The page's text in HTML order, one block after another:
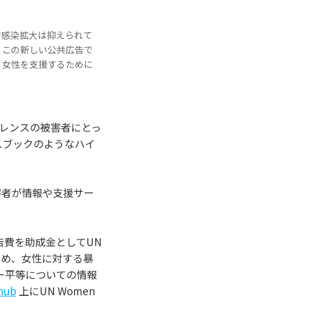
染拡大は抑えられて
の新しい公共広告で
性を支援するために
ンスの被害者にとっ
ックのようなハイ
が情報や支援サー
を助成金としてUN
、女性に対する暴
等についての情報
上にUN Women